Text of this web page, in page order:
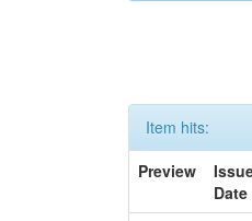
Item hits:
Preview
Date